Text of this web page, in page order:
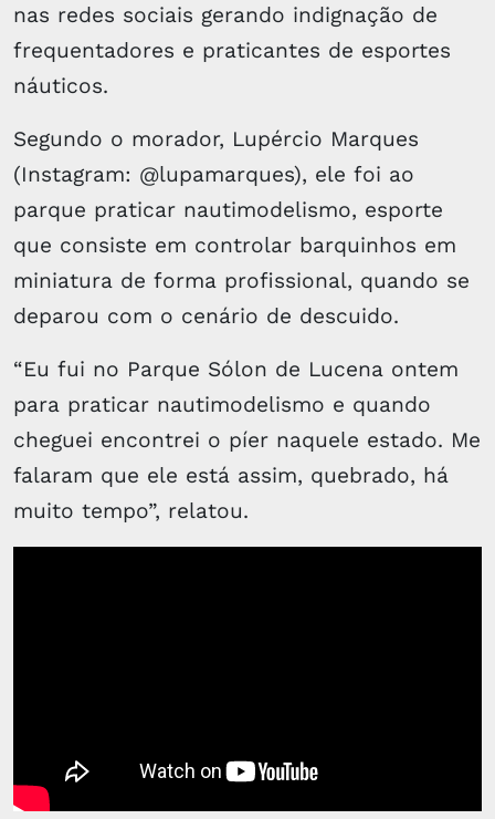
nas redes sociais gerando indignação de
frequentadores e praticantes de esportes
náuticos.
Segundo o morador, Lupércio Marques
(Instagram: @lupamarques), ele foi ao
parque praticar nautimodelismo, esporte
que consiste em controlar barquinhos em
miniatura de forma profissional, quando se
deparou com o cenário de descuido.
“Eu fui no Parque Sólon de Lucena ontem
para praticar nautimodelismo e quando
cheguei encontrei o píer naquele estado. Me
falaram que ele está assim, quebrado, há
muito tempo”, relatou.